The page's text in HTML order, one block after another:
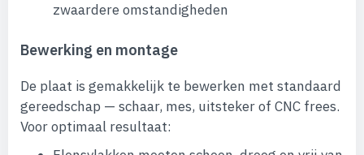
zwaardere omstandigheden
Bewerking en montage
De plaat is gemakkelijk te bewerken met standaard
gereedschap — schaar, mes, uitsteker of CNC frees.
Voor optimaal resultaat: